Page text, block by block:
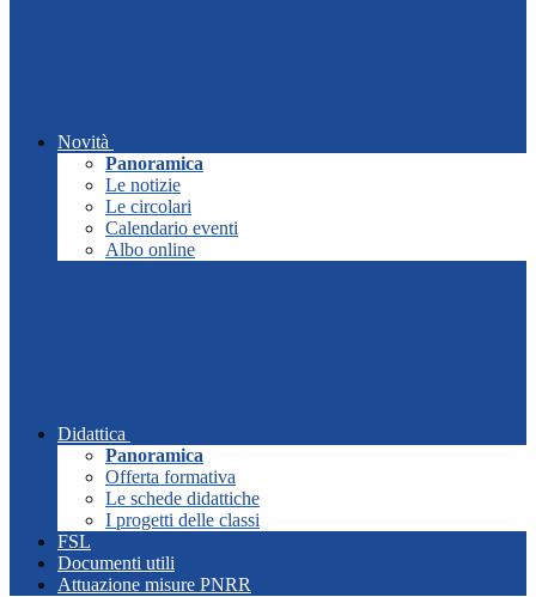
Novità
Panoramica
Le notizie
Le circolari
Calendario eventi
Albo online
Didattica
Panoramica
Offerta formativa
Le schede didattiche
I progetti delle classi
FSL
Documenti utili
Attuazione misure PNRR